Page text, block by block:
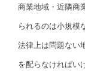
商業地域・近隣商
られるのは小規模
法律上は問題ない
を配らなければい